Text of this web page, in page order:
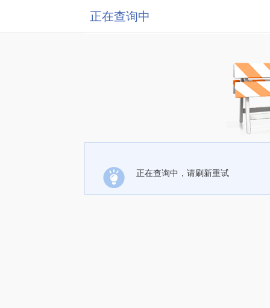
正在查询中
正在查询中，请刷新重试